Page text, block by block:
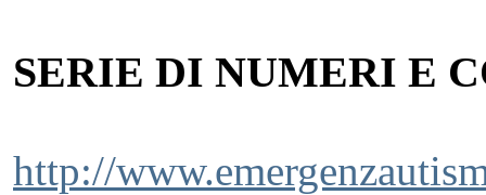
SERIE DI NUMERI E
http://